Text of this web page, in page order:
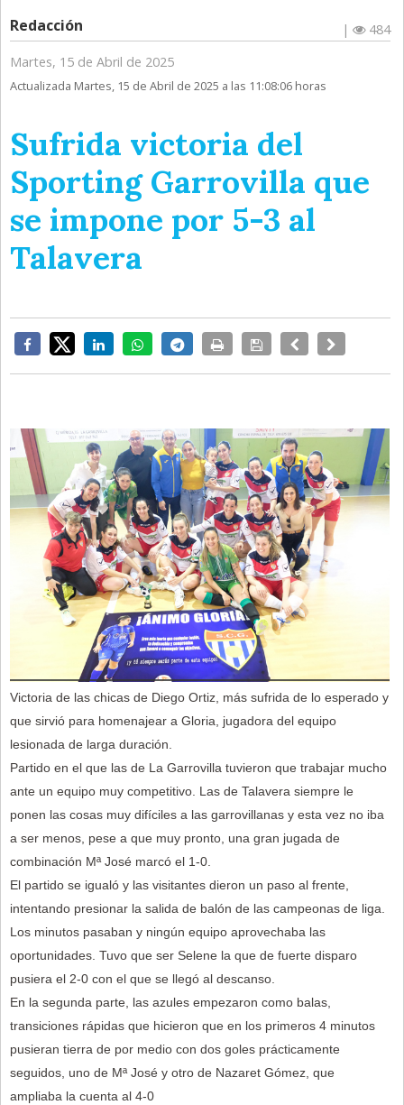
Redacción |
484
Martes, 15 de Abril de 2025
Actualizada Martes, 15 de Abril de 2025 a las 11:08:06 horas
Sufrida victoria del
Sporting Garrovilla que
se impone por 5-3 al
Talavera
Victoria de las chicas de Diego Ortiz, más sufrida de lo esperado y
que sirvió para homenajear a Gloria, jugadora del equipo
lesionada de larga duración.
Partido en el que las de La Garrovilla tuvieron que trabajar mucho
ante un equipo muy competitivo. Las de Talavera siempre le
ponen las cosas muy difíciles a las garrovillanas y esta vez no iba
a ser menos, pese a que muy pronto, una gran jugada de
combinación Mª José marcó el 1-0.
El partido se igualó y las visitantes dieron un paso al frente,
intentando presionar la salida de balón de las campeonas de liga.
Los minutos pasaban y ningún equipo aprovechaba las
oportunidades. Tuvo que ser Selene la que de fuerte disparo
pusiera el 2-0 con el que se llegó al descanso.
En la segunda parte, las azules empezaron como balas,
transiciones rápidas que hicieron que en los primeros 4 minutos
pusieran tierra de por medio con dos goles prácticamente
seguidos, uno de Mª José y otro de Nazaret Gómez, que
ampliaba la cuenta al 4-0